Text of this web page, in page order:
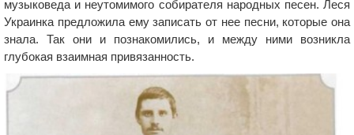
музыковеда и неутомимого собирателя народных песен. Леся
Украинка предложила ему записать от нее песни, которые она
знала. Так они и познакомились, и между ними возникла
глубокая взаимная привязанность.